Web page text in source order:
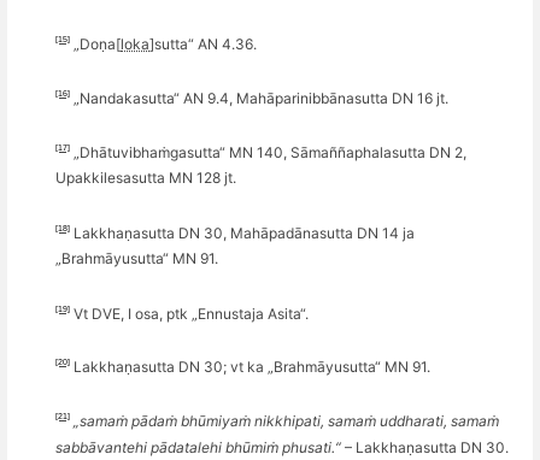
[15] „Doṇa[loka]sutta“ AN 4.36.
[16] „Nandakasutta“ AN 9.4, Mahāparinibbānasutta DN 16 jt.
[17] Dhātuvibhaṁgasutta“ MN 140, Sāmaññaphalasutta DN 2,
Upakkilesasutta MN 128 jt.
[18] Lakkhaṇasutta DN 30, Mahāpadānasutta DN 14 ja
„Brahmāyusutta“ MN 91.
[19] Vt DVE, I osa, ptk „Ennustaja Asita“.
[20] Lakkhaṇasutta DN 30; vt ka „Brahmāyusutta“ MN 91.
[21] „samaṁ pādaṁ bhūmiyaṁ nikkhipati, samaṁ uddharati, samaṁ
sabbāvantehi pādatalehi bhūmiṁ phusati.“ – Lakkhaṇasutta DN 30.